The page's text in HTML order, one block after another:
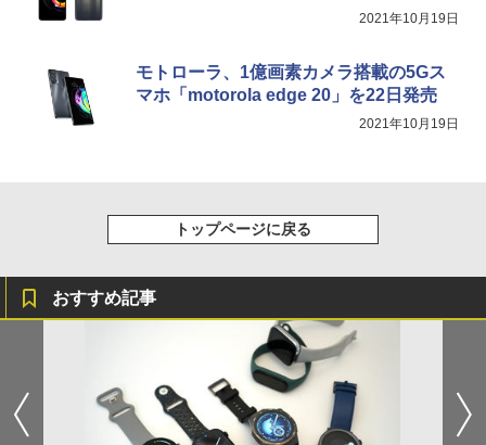
2021年10月19日
モトローラ、1億画素カメラ搭載の5Gス
マホ「motorola edge 20」を22日発売
2021年10月19日
トップページに戻る
おすすめ記事